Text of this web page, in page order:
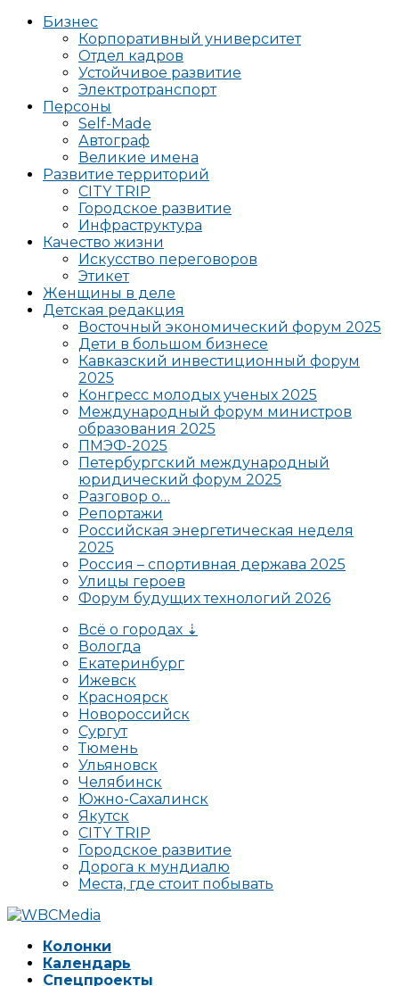
Бизнес
Корпоративный университет
Отдел кадров
Устойчивое развитие
Электротранспорт
Персоны
Self-Made
Автограф
Великие имена
Развитие территорий
CITY TRIP
Городское развитие
Инфраструктура
Качество жизни
Искусство переговоров
Этикет
Женщины в деле
Детская редакция
Восточный экономический форум 2025
Дети в большом бизнесе
Кавказский инвестиционный форум
2025
Конгресс молодых ученых 2025
Международный форум министров
образования 2025
ПМЭФ-2025
Петербургский международный
юридический форум 2025
Разговор о…
Репортажи
Российская энергетическая неделя
2025
Россия – спортивная держава 2025
Улицы героев
Форум будущих технологий 2026
Всё о городах ⇣
Вологда
Екатеринбург
Ижевск
Красноярск
Новороссийск
Сургут
Тюмень
Ульяновск
Челябинск
Южно-Сахалинск
Якутск
CITY TRIP
Городское развитие
Дорога к мундиалю
Места, где стоит побывать
Колонки
Календарь
Спецпроекты